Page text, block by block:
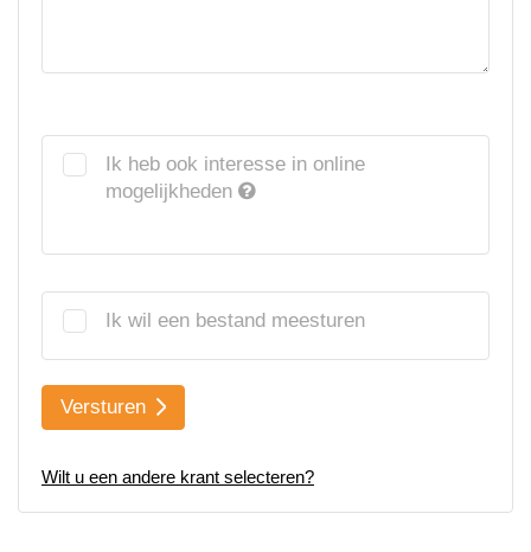
Ik heb ook interesse in online
mogelijkheden
Ik wil een bestand meesturen
Versturen
Wilt u een andere krant selecteren?